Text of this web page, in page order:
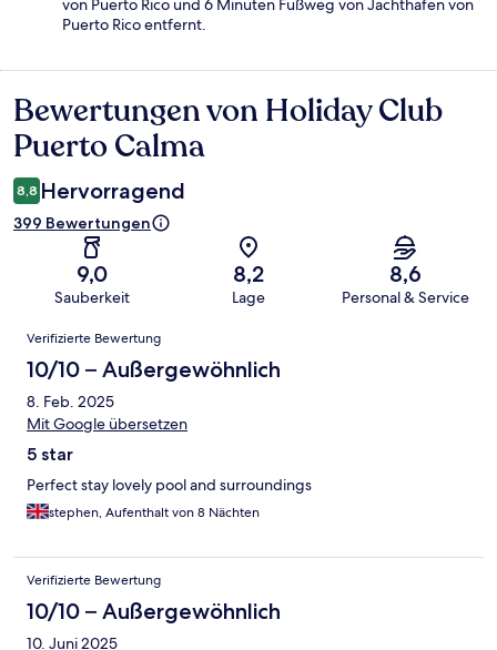
von Puerto Rico und 6 Minuten Fußweg von Jachthafen von
Puerto Rico entfernt.
Bewertungen
Bewertungen von Holiday Club
Puerto Calma
8,8 Hervorragend
399 Bewertungen
9,0
Sauberkeit
8,2
Lage
8,6
Personal & Service
Bewertungen
Verifizierte Bewertung
10/10 – Außergewöhnlich
8. Feb. 2025
Mit Google übersetzen
5 star
Perfect stay lovely pool and surroundings
stephen, Aufenthalt von 8 Nächten
Verifizierte Bewertung
10/10 – Außergewöhnlich
10. Juni 2025